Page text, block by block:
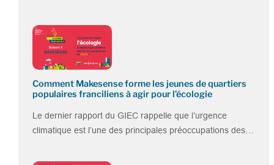
Comment Makesense forme les jeunes de quartiers
populaires franciliens à agir pour l’écologie
Le dernier rapport du GIEC rappelle que l’urgence
climatique est l’une des principales préoccupations des…